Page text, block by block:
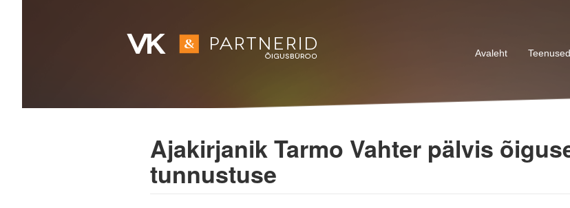
Avaleht Teenused
Ajakirjanik Tarmo Vahter pälvis
tunnustuse